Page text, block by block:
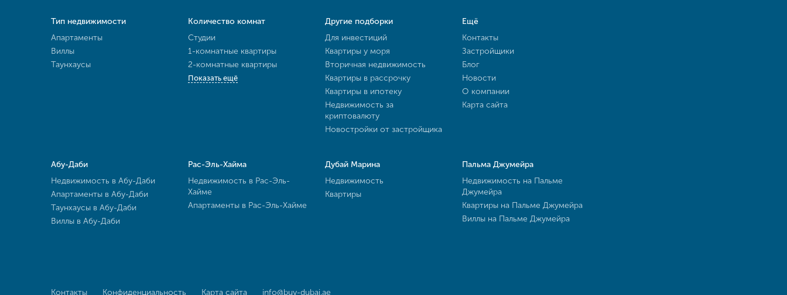
Тип недвижимости
Апартаменты
Виллы
Таунхаусы
Количество комнат
Студии
1-комнатные квартиры
2-комнатные квартиры
Показать ещё
Другие подборки
Для инвестиций
Квартиры у моря
Вторичная недвижимость
Квартиры в рассрочку
Квартиры в ипотеку
Недвижимость за
криптовалюту
Новостройки от застройщика
Ещё
Контакты
Застройщики
Блог
Новости
О компании
Карта сайта
Абу-Даби
Недвижимость в Абу-Даби
Апартаменты в Абу-Даби
Таунхаусы в Абу-Даби
Виллы в Абу-Даби
Рас-Эль-Хайма
Недвижимость в Рас-Эль-
Хайме
Апартаменты в Рас-Эль-Хайме
Дубай Марина
Недвижимость
Квартиры
Пальма Джумейра
Недвижимость на Пальме
Джумейра
Квартиры на Пальме Джумейра
Виллы на Пальме Джумейра
Контакты Конфиденциальность Карта сайта info@buy-dubai.ae